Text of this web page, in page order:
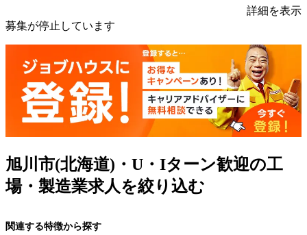
詳細を表示
募集が停止しています
旭川市(北海道)・U・Iターン歓迎の工
場・製造業求人を絞り込む
関連する特徴から探す